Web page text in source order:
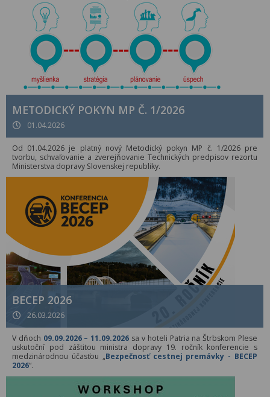
METODICKÝ POKYN MP Č. 1/2026
01.04.2026
Od 01.04.2026 je platný nový Metodický pokyn MP č. 1/2026 pre
tvorbu, schvaľovanie a zverejňovanie Technických predpisov rezortu
Ministerstva dopravy Slovenskej republiky.
BECEP 2026
26.03.2026
V dňoch 09.09.2026 – 11.09.2026 sa v hoteli Patria na Štrbskom Plese
uskutoční pod záštitou ministra dopravy 19. ročník konferencie s
medzinárodnou účasťou „Bezpečnosť cestnej premávky - BECEP
2026“.